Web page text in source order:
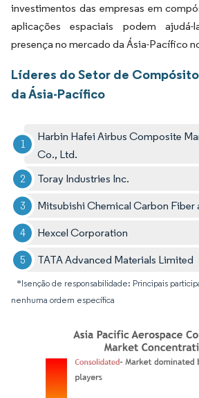
investimentos das empresas em
aplicações espaciais podem
presença no mercado da Ásia-Pacífico
Líderes do Setor de
da Ásia-Pacífico
Harbin Hafei Airbus Composite
Co., Ltd.
Toray Industries Inc.
Mitsubishi Chemical Carbon Fiber
Hexcel Corporation
TATA Advanced Materials Limited
*Isenção de responsabilidade: Principais
nenhuma ordem específica